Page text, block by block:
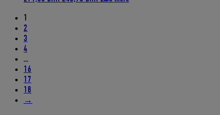
1
2
3
4
…
16
17
18
→